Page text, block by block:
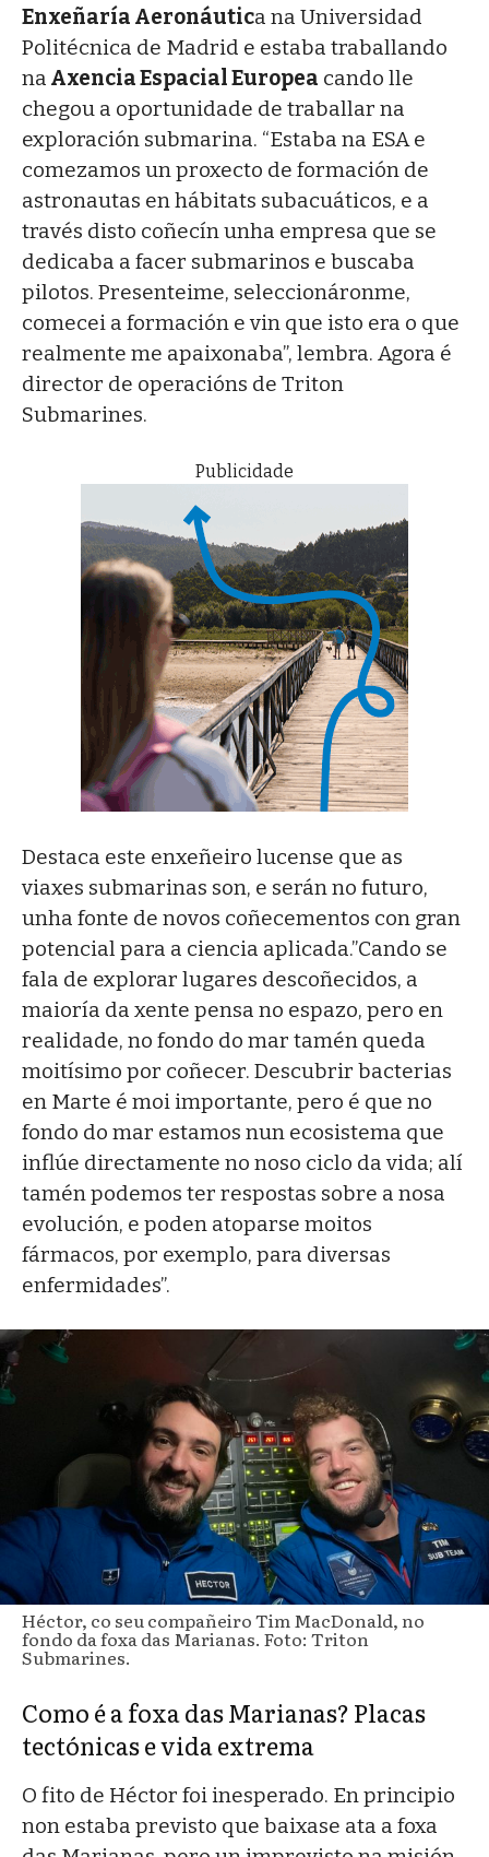
Enxeñaría Aeronáutica na Universidad
Politécnica de Madrid e estaba traballando
na Axencia Espacial Europea cando lle
chegou a oportunidade de traballar na
exploración submarina. “Estaba na ESA e
comezamos un proxecto de formación de
astronautas en hábitats subacuáticos, e a
través disto coñecín unha empresa que se
dedicaba a facer submarinos e buscaba
pilotos. Presenteime, seleccionáronme,
comecei a formación e vin que isto era o que
realmente me apaixonaba”, lembra. Agora é
director de operacións de Triton
Submarines.
Publicidade
Destaca este enxeñeiro lucense que as
viaxes submarinas son, e serán no futuro,
unha fonte de novos coñecementos con gran
potencial para a ciencia aplicada.”Cando se
fala de explorar lugares descoñecidos, a
maioría da xente pensa no espazo, pero en
realidade, no fondo do mar tamén queda
moitísimo por coñecer. Descubrir bacterias
en Marte é moi importante, pero é que no
fondo do mar estamos nun ecosistema que
inflúe directamente no noso ciclo da vida; alí
tamén podemos ter respostas sobre a nosa
evolución, e poden atoparse moitos
fármacos, por exemplo, para diversas
enfermidades”.
Héctor, co seu compañeiro Tim MacDonald, no
fondo da foxa das Marianas. Foto: Triton
Submarines.
Como é a foxa das Marianas? Placas
tectónicas e vida extrema
O fito de Héctor foi inesperado. En principio
non estaba previsto que baixase ata a foxa